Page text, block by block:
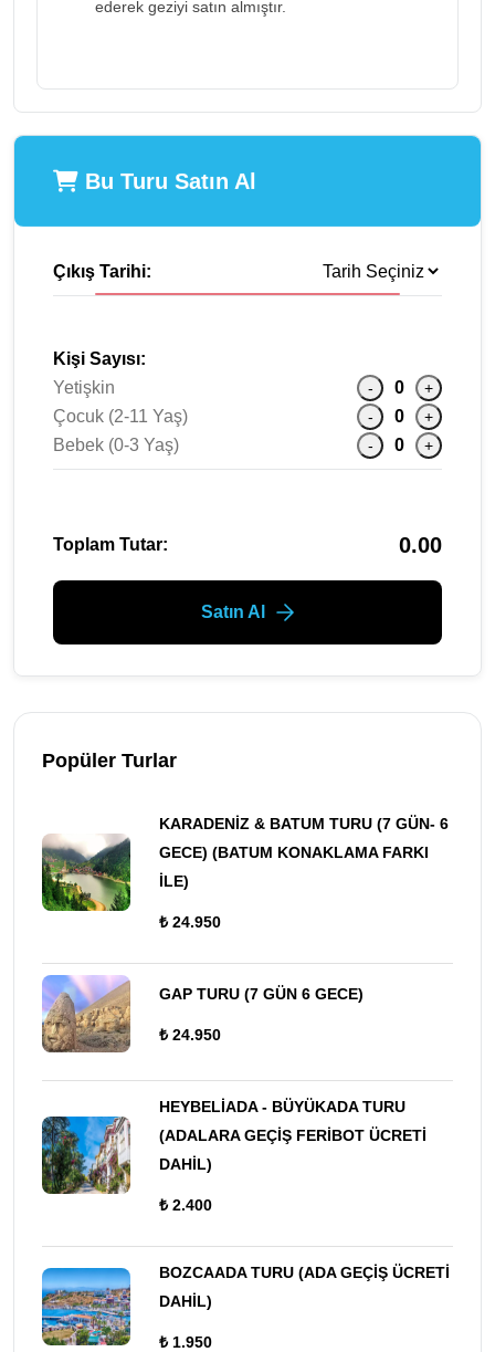
ederek geziyi satın almıştır.
Bu Turu Satın Al
Çıkış Tarihi:
Kişi Sayısı:
Yetişkin
- 0 +
Çocuk (2-11 Yaş) - 0 +
Bebek (0-3 Yaş) - 0 +
Toplam Tutar: 0.00
Satın Al
Popüler Turlar
KARADENİZ & BATUM TURU (7 GÜN- 6
GECE) (BATUM KONAKLAMA FARKI
İLE)
₺ 24.950
GAP TURU (7 GÜN 6 GECE)
₺ 24.950
HEYBELİADA - BÜYÜKADA TURU
(ADALARA GEÇİŞ FERİBOT ÜCRETİ
DAHİL)
₺ 2.400
BOZCAADA TURU (ADA GEÇİŞ ÜCRETİ
DAHİL)
₺ 1.950